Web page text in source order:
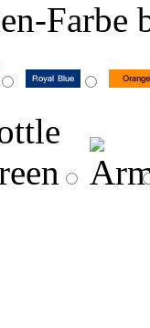
Farbe